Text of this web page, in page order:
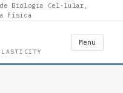
Biologia Cel·lular,
Física
Menu